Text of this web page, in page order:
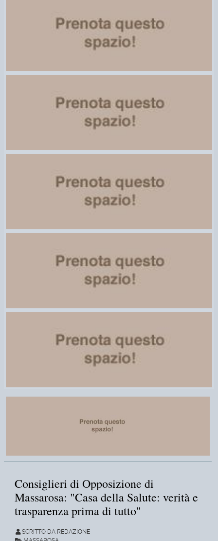
Consiglieri di Opposizione di
Massarosa: "Casa della Salute: verità e
trasparenza prima di tutto"
SCRITTO DA REDAZIONE